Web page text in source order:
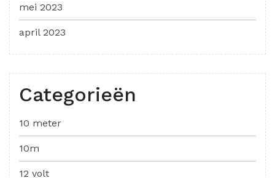
mei 2023
april 2023
Categorieën
10 meter
10m
12 volt